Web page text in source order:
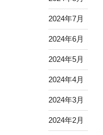
2024年7月
2024年6月
2024年5月
2024年4月
2024年3月
2024年2月